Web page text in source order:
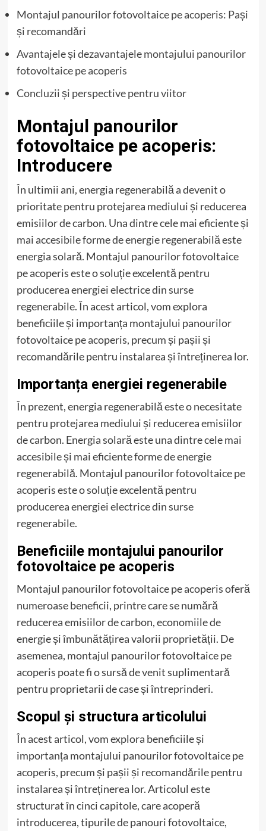
Montajul panourilor fotovoltaice pe acoperis: Pași
și recomandări
Avantajele și dezavantajele montajului panourilor
fotovoltaice pe acoperis
Concluzii și perspective pentru viitor
Montajul panourilor
fotovoltaice pe acoperis:
Introducere
În ultimii ani, energia regenerabilă a devenit o
prioritate pentru protejarea mediului și reducerea
emisiilor de carbon. Una dintre cele mai eficiente și
mai accesibile forme de energie regenerabilă este
energia solară. Montajul panourilor fotovoltaice
pe acoperis este o soluție excelentă pentru
producerea energiei electrice din surse
regenerabile. În acest articol, vom explora
beneficiile și importanța montajului panourilor
fotovoltaice pe acoperis, precum și pașii și
recomandările pentru instalarea și întreținerea lor.
Importanța energiei regenerabile
În prezent, energia regenerabilă este o necesitate
pentru protejarea mediului și reducerea emisiilor
de carbon. Energia solară este una dintre cele mai
accesibile și mai eficiente forme de energie
regenerabilă. Montajul panourilor fotovoltaice pe
acoperis este o soluție excelentă pentru
producerea energiei electrice din surse
regenerabile.
Beneficiile montajului panourilor
fotovoltaice pe acoperis
Montajul panourilor fotovoltaice pe acoperis oferă
numeroase beneficii, printre care se numără
reducerea emisiilor de carbon, economiile de
energie și îmbunătățirea valorii proprietății. De
asemenea, montajul panourilor fotovoltaice pe
acoperis poate fi o sursă de venit suplimentară
pentru proprietarii de case și întreprinderi.
Scopul și structura articolului
În acest articol, vom explora beneficiile și
importanța montajului panourilor fotovoltaice pe
acoperis, precum și pașii și recomandările pentru
instalarea și întreținerea lor. Articolul este
structurat în cinci capitole, care acoperă
introducerea, tipurile de panouri fotovoltaice,